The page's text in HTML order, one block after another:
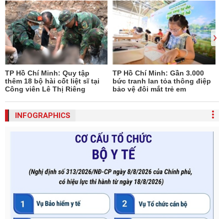
TP Hồ Chí Minh: Quy tập
thêm 18 bộ hài cốt liệt sĩ tại
Công viên Lê Thị Riêng
TP Hồ Chí Minh: Gần 3.000
bức tranh lan tỏa thông điệp
bảo vệ đôi mắt trẻ em
INFOGRAPHICS